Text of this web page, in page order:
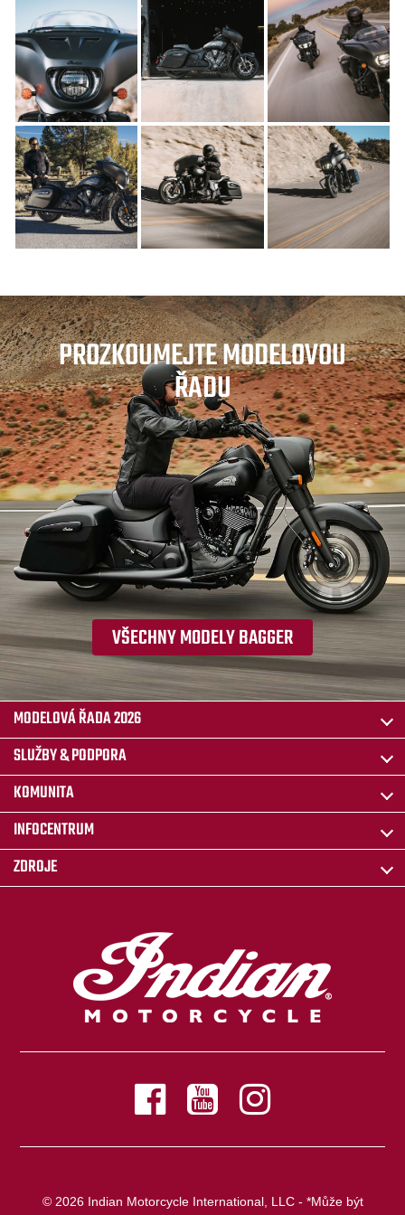
PROZKOUMEJTE MODELOVOU
ŘADU
VŠECHNY MODELY BAGGER
MODELOVÁ ŘADA 2026
SLUŽBY & PODPORA
KOMUNITA
INFOCENTRUM
ZDROJE
© 2026 Indian Motorcycle International, LLC - *Může být